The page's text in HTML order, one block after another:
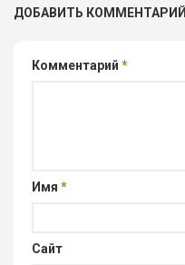
ДОБАВИТЬ КОММЕНТАРИЙ
Комментарий *
Имя *
Сайт